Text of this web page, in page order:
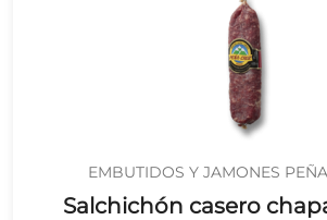
EMBUTIDOS Y JAMONES
Salchichón casero